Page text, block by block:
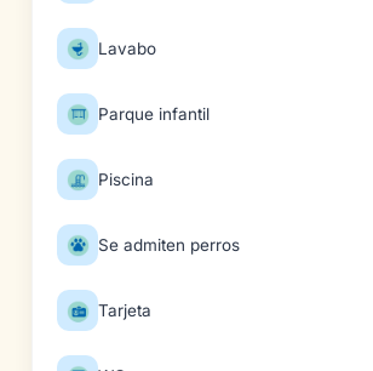
Lavabo
Parque infantil
Piscina
Se admiten perros
Tarjeta